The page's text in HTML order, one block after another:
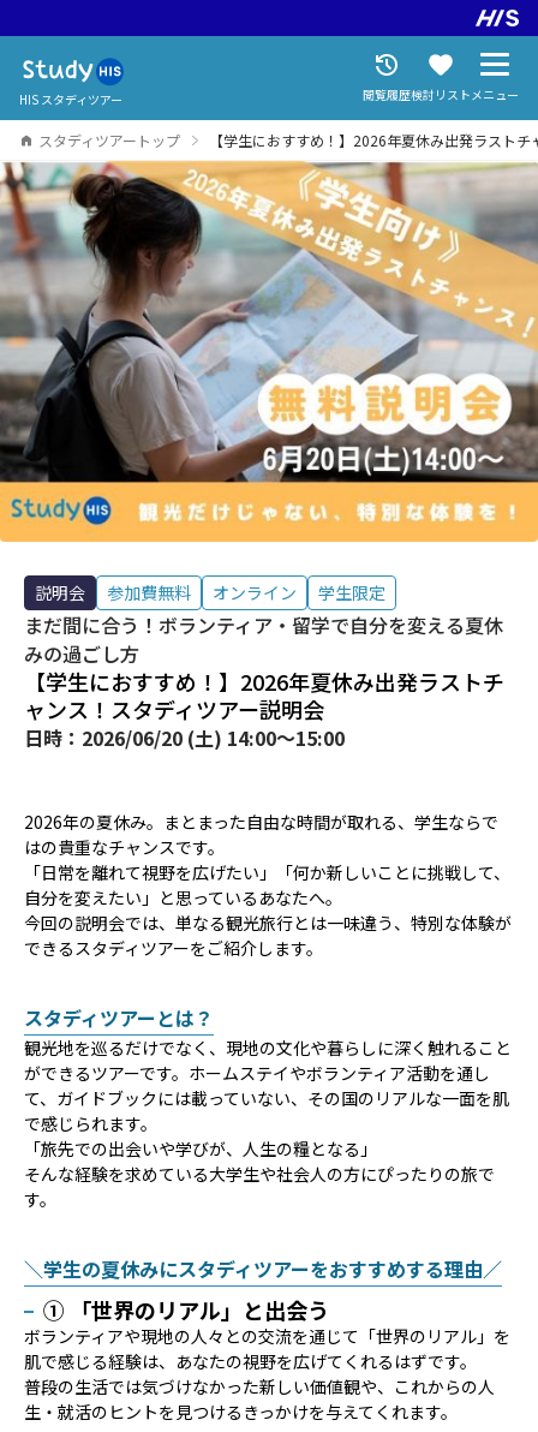
HIS スタディツアー 閲覧履歴検討リストメニュー
スタディツアートップ 【学生におすすめ！】2026年夏休み出発ラスト
説明会 参加費無料 オンライン 学生限定
まだ間に合う！ボランティア・留学で自分を変える夏休
みの過ごし方
【学生におすすめ！】2026年夏休み出発ラストチ
ャンス！スタディツアー説明会
日時： 2026/06/20 (土) 14:00～15:00
2026年の夏休み。まとまった自由な時間が取れる、学生ならで
はの貴重なチャンスです。
「日常を離れて視野を広げたい」「何か新しいことに挑戦して、
自分を変えたい」と思っているあなたへ。
今回の説明会では、単なる観光旅行とは一味違う、特別な体験が
できるスタディツアーをご紹介します。
スタディツアーとは？
観光地を巡るだけでなく、現地の文化や暮らしに深く触れること
ができるツアーです。ホームステイやボランティア活動を通し
て、ガイドブックには載っていない、その国のリアルな一面を肌
で感じられます。
「旅先での出会いや学びが、人生の糧となる」
そんな経験を求めている大学生や社会人の方にぴったりの旅で
す。
＼学生の夏休みにスタディツアーをおすすめする理由／
① 「世界のリアル」と出会う
ボランティアや現地の人々との交流を通じて「世界のリアル」を
肌で感じる経験は、あなたの視野を広げてくれるはずです。
普段の生活では気づけなかった新しい価値観や、これからの人
生・就活のヒントを見つけるきっかけを与えてくれます。